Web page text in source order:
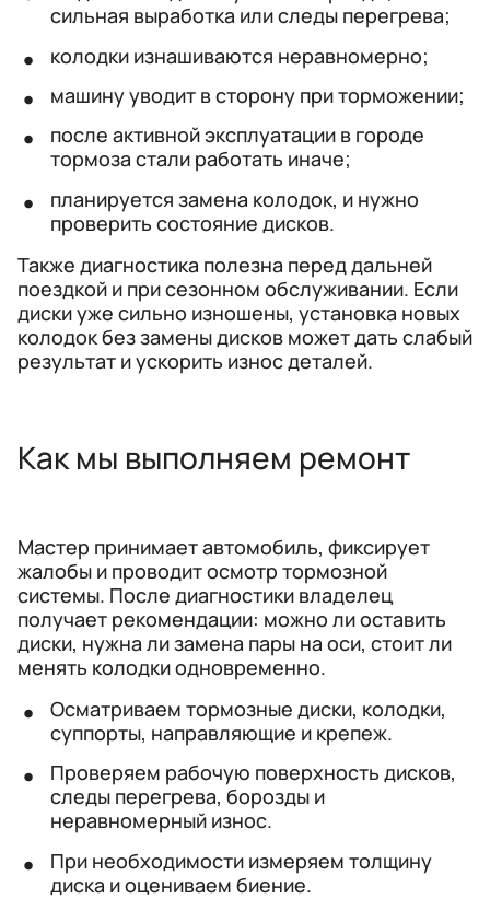
сильная выработка или следы перегрева;
колодки изнашиваются неравномерно;
машину уводит в сторону при торможении;
после активной эксплуатации в городе
тормоза стали работать иначе;
планируется замена колодок, и нужно
проверить состояние дисков.
Также диагностика полезна перед дальней
поездкой и при сезонном обслуживании. Если
диски уже сильно изношены, установка новых
колодок без замены дисков может дать слабый
результат и ускорить износ деталей.
Как мы выполняем ремонт
Мастер принимает автомобиль, фиксирует
жалобы и проводит осмотр тормозной
системы. После диагностики владелец
получает рекомендации: можно ли оставить
диски, нужна ли замена пары на оси, стоит ли
менять колодки одновременно.
Осматриваем тормозные диски, колодки,
суппорты, направляющие и крепеж.
Проверяем рабочую поверхность дисков,
следы перегрева, борозды и
неравномерный износ.
При необходимости измеряем толщину
диска и оцениваем биение.